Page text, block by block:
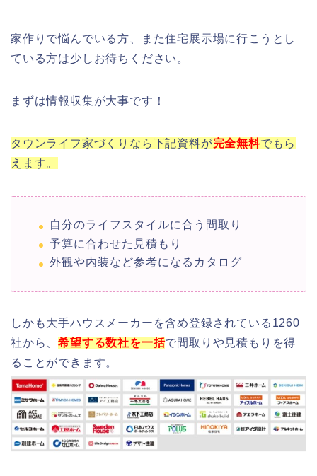
家作りで悩んでいる方、また住宅展示場に行こうとし
ている方は少しお待ちください。
まずは情報収集が大事です！
タウンライフ家づくりなら下記資料が完全無料でもら
えます。
自分のライフスタイルに合う間取り
予算に合わせた見積もり
外観や内装など参考になるカタログ
しかも大手ハウスメーカーを含め登録されている1260
社から、希望する数社を一括で間取りや見積もりを得
ることができます。